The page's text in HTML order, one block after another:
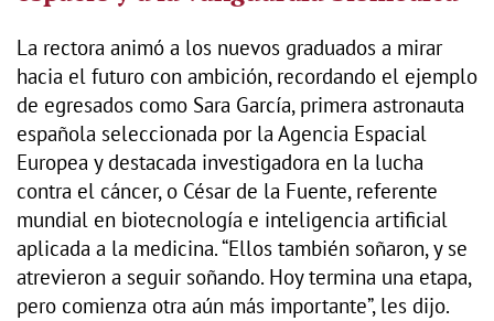
La rectora animó a los nuevos graduados a mirar
hacia el futuro con ambición, recordando el ejemplo
de egresados como Sara García, primera astronauta
española seleccionada por la Agencia Espacial
Europea y destacada investigadora en la lucha
contra el cáncer, o César de la Fuente, referente
mundial en biotecnología e inteligencia artificial
aplicada a la medicina. “Ellos también soñaron, y se
atrevieron a seguir soñando. Hoy termina una etapa,
pero comienza otra aún más importante”, les dijo.